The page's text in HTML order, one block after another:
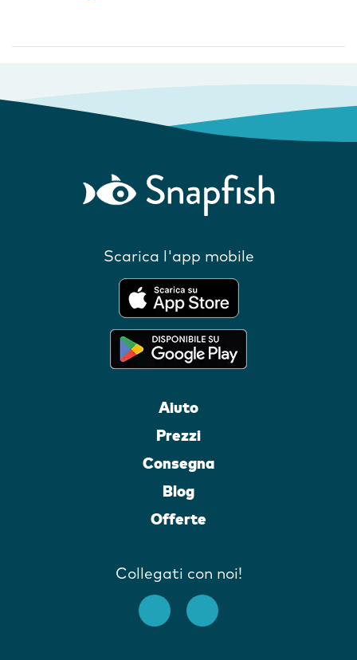
Scarica l'app mobile
Aiuto
Prezzi
Consegna
Blog
Offerte
Collegati con noi!